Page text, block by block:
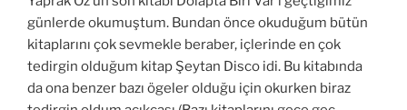
günlerde okumuştum. Bundan önce okuduğum bütün
kitaplarını çok sevmekle beraber, içlerinde en çok
tedirgin olduğum kitap Şeytan Disco idi. Bu kitabında
da ona benzer bazı ögeler olduğu için okurken biraz